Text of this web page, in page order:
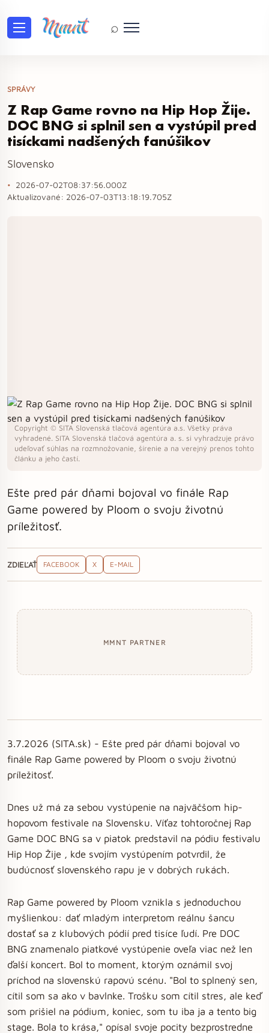
⌕
SPRÁVY
Z Rap Game rovno na Hip Hop Žije.
DOC BNG si splnil sen a vystúpil pred
tisíckami nadšených fanúšikov
Slovensko
2026-07-02T08:37:56.000Z
Aktualizované: 2026-07-03T13:18:19.705Z
Copyright © SITA Slovenská tlačová agentúra a.s. Všetky práva
vyhradené. SITA Slovenská tlačová agentúra a. s. si vyhradzuje právo
udeľovať súhlas na rozmnožovanie, šírenie a na verejný prenos tohto
článku a jeho častí.
Ešte pred pár dňami bojoval vo finále Rap
Game powered by Ploom o svoju životnú
príležitosť.
ZDIEĽAŤ FACEBOOK X E-MAIL
MMNT PARTNER
3.7.2026 (SITA.sk) - Ešte pred pár dňami bojoval vo
finále Rap Game powered by Ploom o svoju životnú
príležitosť.
Dnes už má za sebou vystúpenie na najväčšom hip-
hopovom festivale na Slovensku. Víťaz tohtoročnej Rap
Game DOC BNG sa v piatok predstavil na pódiu festivalu
Hip Hop Žije , kde svojím vystúpením potvrdil, že
budúcnosť slovenského rapu je v dobrých rukách.
Rap Game powered by Ploom vznikla s jednoduchou
myšlienkou: dať mladým interpretom reálnu šancu
dostať sa z klubových pódií pred tisíce ľudí. Pre DOC
BNG znamenalo piatkové vystúpenie oveľa viac než len
ďalší koncert. Bol to moment, ktorým oznámil svoj
príchod na slovenskú rapovú scénu. "Bol to splnený sen,
cítil som sa ako v bavlnke. Trošku som cítil stres, ale keď
som prišiel na pódium, koniec, som tu iba ja a tento big
stage. Bola to krása," opísal svoje pocity bezprostredne